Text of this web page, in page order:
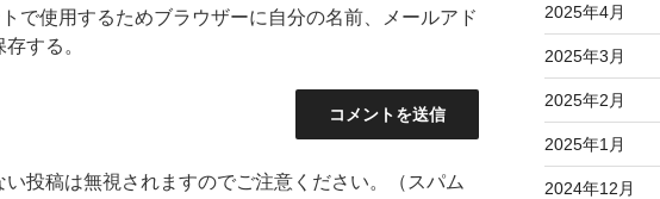
で使用するためブラウザーに自分の名前、メールアド
する。
い投稿は無視されますのでご注意ください。（スパム
2025年4月
2025年3月
2025年2月
2025年1月
2024年12月